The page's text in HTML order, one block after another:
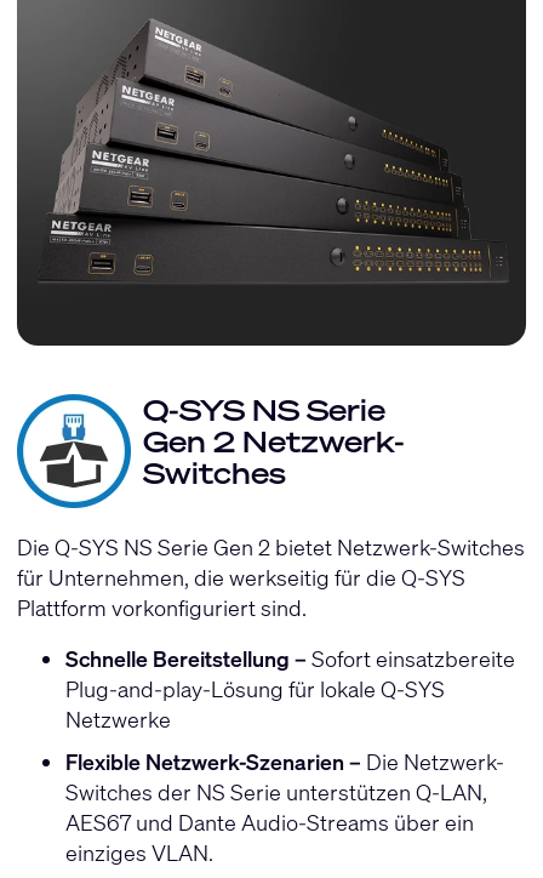
Q-SYS NS Serie
Gen 2 Netzwerk-
Switches
Die Q-SYS NS Serie Gen 2 bietet Netzwerk-Switches
für Unternehmen, die werkseitig für die Q-SYS
Plattform vorkonfiguriert sind.
Schnelle Bereitstellung – Sofort einsatzbereite
Plug-and-play-Lösung für lokale Q-SYS
Netzwerke
Flexible Netzwerk-Szenarien – Die Netzwerk-
Switches der NS Serie unterstützen Q-LAN,
AES67 und Dante Audio-Streams über ein
einziges VLAN.